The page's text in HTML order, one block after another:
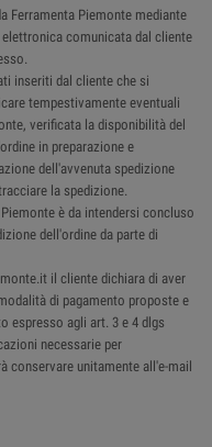
Ferramenta Piemonte mediante
comunicata dal cliente
inseriti dal cliente che si
tempestivamente eventuali
verificata la disponibilità del
in preparazione e
dell'avvenuta spedizione
la spedizione.
è da intendersi concluso
dell'ordine da parte di
il cliente dichiara di aver
di pagamento proposte e
espresso agli art. 3 e 4 dlgs
necessarie per
conservare unitamente all'e-mail